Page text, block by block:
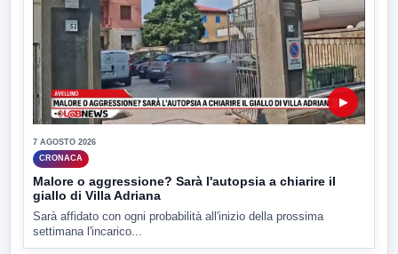
▶
7 AGOSTO 2026
CRONACA
Malore o aggressione? Sarà l'autopsia a chiarire il
giallo di Villa Adriana
Sarà affidato con ogni probabilità all'inizio della prossima
settimana l'incarico...